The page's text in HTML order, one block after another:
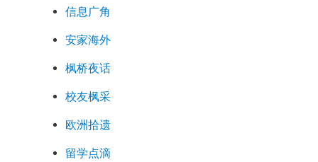
信息广角
安家海外
枫桥夜话
校友枫采
欧洲拾遗
留学点滴